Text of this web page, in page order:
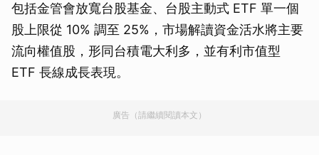
包括金管會放寬台股基金、台股主動式 ETF 單一個
股上限從 10% 調至 25%，市場解讀資金活水將主要
流向權值股，形同台積電大利多，並有利市值型
ETF 長線成長表現。
廣告（請繼續閱讀本文）